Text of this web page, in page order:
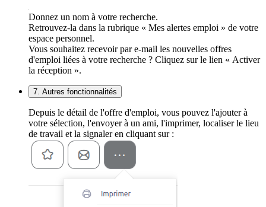
Donnez un nom à votre recherche.
Retrouvez-la dans la rubrique « Mes alertes emploi » de votre
espace personnel.
Vous souhaitez recevoir par e-mail les nouvelles offres
d'emploi liées à votre recherche ? Cliquez sur le lien « Activer
la réception ».
7. Autres fonctionnalités
Depuis le détail de l'offre d'emploi, vous pouvez l'ajouter à
votre sélection, l'envoyer à un ami, l'imprimer, localiser le lieu
de travail et la signaler en cliquant sur :